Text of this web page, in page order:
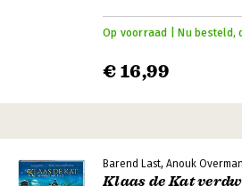
Op voorraad | Nu besteld,
€ 16,99
Barend Last, Anouk Overman
Klaas de Kat